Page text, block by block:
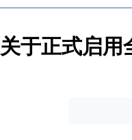
关于正式启用